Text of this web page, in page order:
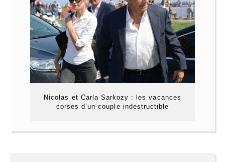
Nicolas et Carla Sarkozy : les vacances
corses d’un couple indestructible